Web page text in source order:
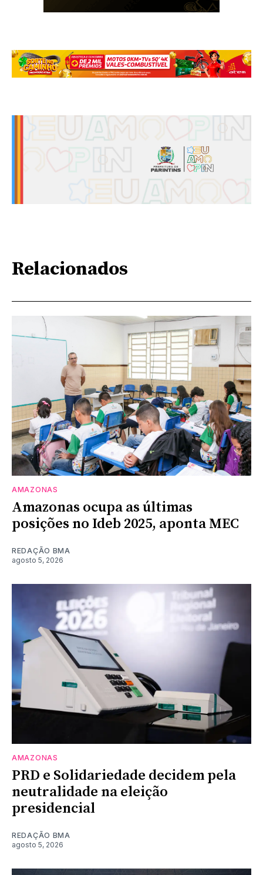
Relacionados
AMAZONAS
Amazonas ocupa as últimas
posições no Ideb 2025, aponta MEC
REDAÇÃO BMA
agosto 5, 2026
AMAZONAS
PRD e Solidariedade decidem pela
neutralidade na eleição
presidencial
REDAÇÃO BMA
agosto 5, 2026